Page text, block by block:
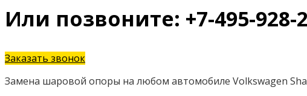
Или позвоните: +7-495-928-
Заказать звонок
Замена шаровой опоры на любом автомобиле Volkswagen